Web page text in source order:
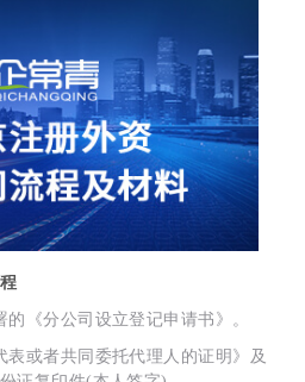
《分公司设立登记申请书》。
或者共同委托代理人的证明》及